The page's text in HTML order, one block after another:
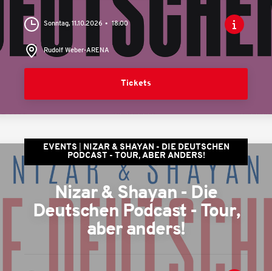
Sonntag, 11.10.2026 18:00
Rudolf Weber-ARENA
Tickets
EVENTS
NIZAR & SHAYAN - DIE DEUTSCHEN
PODCAST - TOUR, ABER ANDERS!
Nizar & Shayan - Die
Deutschen Podcast - Tour,
aber anders!